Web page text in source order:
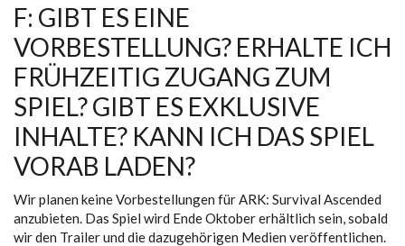
F: GIBT ES EINE
VORBESTELLUNG? ERHALTE ICH
FRÜHZEITIG ZUGANG ZUM
SPIEL? GIBT ES EXKLUSIVE
INHALTE? KANN ICH DAS SPIEL
VORAB LADEN?
Wir planen keine Vorbestellungen für ARK: Survival Ascended
anzubieten. Das Spiel wird Ende Oktober erhältlich sein, sobald
wir den Trailer und die dazugehörigen Medien veröffentlichen.